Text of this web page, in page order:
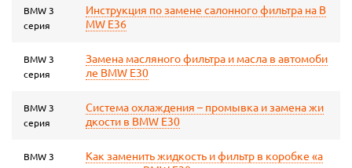
BMW 3
серия
Инструкция по замене салонного фильтра на B
MW E36
BMW 3
серия
Замена масляного фильтра и масла в автомоби
ле BMW E30
BMW 3
серия
Система охлаждения – промывка и замена жи
дкости в BMW E30
BMW 3
Как заменить жидкость и фильтр в коробке «а